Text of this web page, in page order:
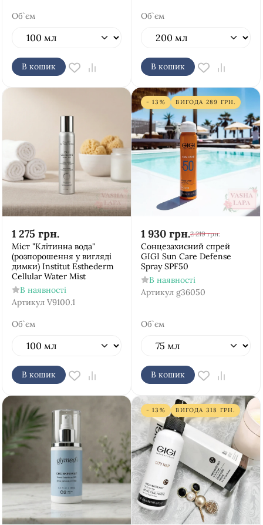
Об`єм
В кошик
Об`єм
В кошик
1 275 грн.
Міст "Клітинна вода"
(розпорошення у вигляді
димки) Institut Esthederm
Cellular Water Mist
В наявності
Артикул V9100.1
Об`єм
В кошик
- 13% ВИГОДА 289 ГРН.
1 930 грн.2 219 грн.
Сонцезахисний спрей
GIGI Sun Care Defense
Spray SPF50
В наявності
Артикул g36050
Об`єм
В кошик
- 13% ВИГОДА 318 ГРН.